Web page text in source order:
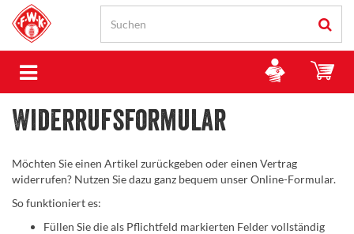
Widerrufsformular
Möchten Sie einen Artikel zurückgeben oder einen Vertrag
widerrufen? Nutzen Sie dazu ganz bequem unser Online-Formular.
So funktioniert es:
Füllen Sie die als Pflichtfeld markierten Felder vollständig